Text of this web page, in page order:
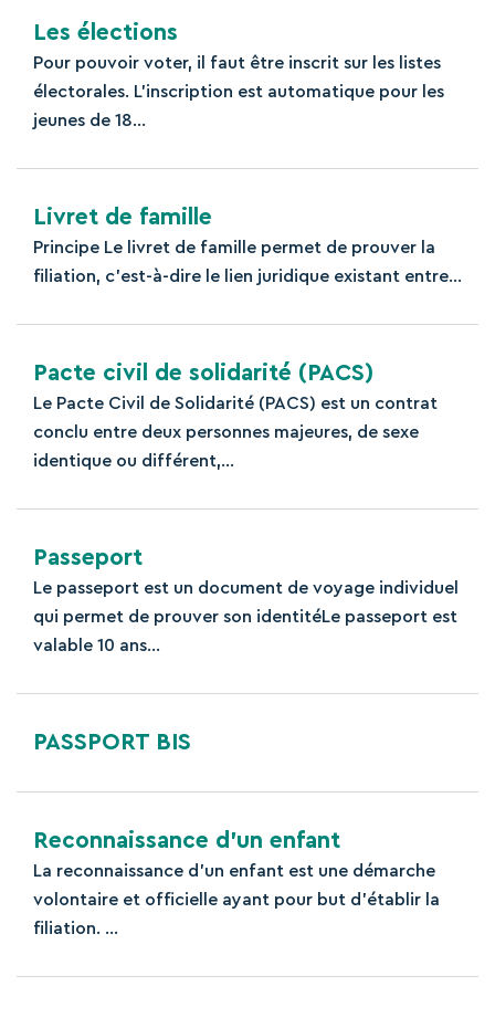
Les élections
Pour pouvoir voter, il faut être inscrit sur les listes
électorales. L'inscription est automatique pour les
jeunes de 18...
Livret de famille
Principe Le livret de famille permet de prouver la
filiation, c'est-à-dire le lien juridique existant entre...
Pacte civil de solidarité (PACS)
Le Pacte Civil de Solidarité (PACS) est un contrat
conclu entre deux personnes majeures, de sexe
identique ou différent,...
Passeport
Le passeport est un document de voyage individuel
qui permet de prouver son identitéLe passeport est
valable 10 ans...
PASSPORT BIS
Reconnaissance d’un enfant
La reconnaissance d’un enfant est une démarche
volontaire et officielle ayant pour but d’établir la
filiation. ...